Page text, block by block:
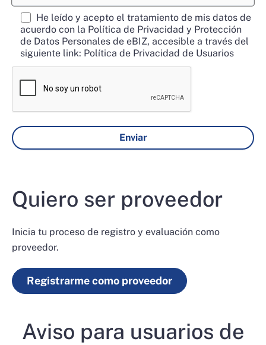
He leído y acepto el tratamiento de mis datos de
acuerdo con la Política de Privacidad y Protección
de Datos Personales de eBIZ, accesible a través del
siguiente link: Política de Privacidad de Usuarios
Quiero ser proveedor
Inicia tu proceso de registro y evaluación como
proveedor.
Registrarme como proveedor
Aviso para usuarios de